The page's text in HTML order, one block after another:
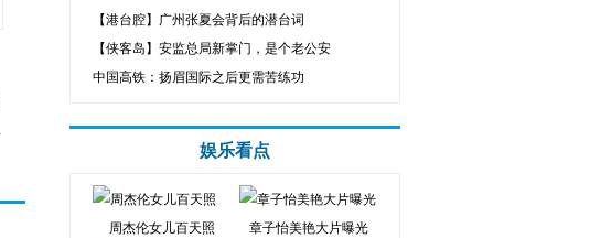
【港台腔】广州张夏会背后的潜台词
【侠客岛】安监总局新掌门，是个老公安
中国高铁：扬眉国际之后更需苦练功
娱乐看点
周杰伦女儿百天照 章子怡美艳大片曝光